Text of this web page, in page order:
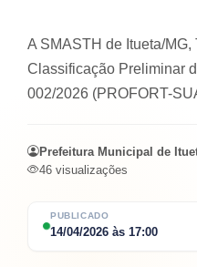
PUBLICADO
14/04/2026 às 17:00
A SMASTH de Itueta/
Classificação Preliminar
002/2026 (PROFORT-
Prefeitura Municipal de
46 visualizações